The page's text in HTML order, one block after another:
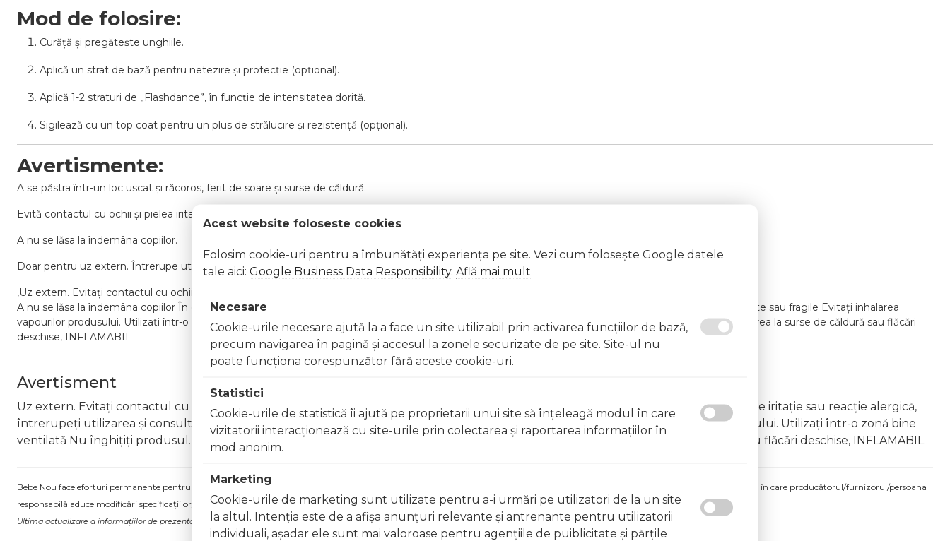
Mod de folosire:
Curăță și pregătește unghiile.
Aplică un strat de bază pentru netezire și protecție (opțional).
Aplică 1-2 straturi de „Flashdance”, în funcție de intensitatea dorită.
Sigilează cu un top coat pentru un plus de strălucire și rezistență (opțional).
Avertismente:
A se păstra într-un loc uscat și răcoros, ferit de soare și surse de căldură.
Evită contactul cu ochii și pielea iritată.
A nu se lăsa la îndemâna copiilor.
Doar pentru uz extern. Întrerupe utilizarea în caz de iritații.
,Uz extern. Evitați contactul cu ochii. În caz de contact, clătiți imediat cu apă din abundență
A nu se lăsa la îndemâna copiilor În caz de iritație sau reacție alergică, întrerupeți utilizarea și consultați un specialist Nu aplicați lacul pe unghii deteriorate sau fragile Evitați inhalarea
vapourilor produsului. Utilizați într-o zonă bine ventilată Nu înghițiți produsul. În caz de ingerare accidentală, consultați imediat un medic Evitați expunerea la surse de căldură sau flăcări
deschise, INFLAMABIL
Avertisment
Uz extern. Evitați contactul cu ochii. În caz de contact, clătiți imediat cu apă din abundențăA nu se lăsa la îndemâna copiilor În caz de iritație sau reacție alergică,
întrerupeți utilizarea și consultați un specialist Nu aplicați lacul pe unghii deteriorate sau fragile Evitați inhalarea vapourilor produsului. Utilizați într-o zonă bine
ventilată Nu înghițiți produsul. În caz de ingerare accidentală, consultați imediat un medic Evitați expunerea la surse de căldură sau flăcări deschise, INFLAMABIL
Bebe Nou face eforturi permanente pentru a păstra informațiile actualizate. Excepții pentru care informațiile prezentate pot fi diferite față de cele ale produsului comandat pot fi acelea în care producătorul/furnizorul/persoana
responsabilă aduce modificări specificațiilor/etichetei acestuia, fără a ne informa în prealabil. În cazul apariției unor diferențe, prevalează informația de pe etichetele produsului fizic.
Ultima actualizare a informațiilor de prezentare pentru Lac unghii Long Lasting 0120 Flashdance Wild & Mild, 12ml a fost efectuată la data de 10.08.2026
Acest website foloseste cookies
Folosim cookie-uri pentru a îmbunătăți experiența pe site. Vezi cum folosește Google datele
tale aici: Google Business Data Responsibility. Află mai mult
Necesare
Cookie-urile necesare ajută la a face un site utilizabil prin activarea funcţiilor de bază,
precum navigarea în pagină şi accesul la zonele securizate de pe site. Site-ul nu
poate funcţiona corespunzător fără aceste cookie-uri.
Statistici
Cookie-urile de statistică îi ajută pe proprietarii unui site să înţeleagă modul în care
vizitatorii interacţionează cu site-urile prin colectarea şi raportarea informaţiilor în
mod anonim.
Marketing
Cookie-urile de marketing sunt utilizate pentru a-i urmări pe utilizatori de la un site
la altul. Intenţia este de a afişa anunţuri relevante şi antrenante pentru utilizatorii
individuali, aşadar ele sunt mai valoroase pentru agenţiile de puiblicitate şi părţile